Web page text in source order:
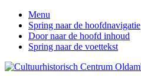
Menu
Spring naar de hoofdnavigatie
Door naar de hoofd inhoud
Spring naar de voettekst